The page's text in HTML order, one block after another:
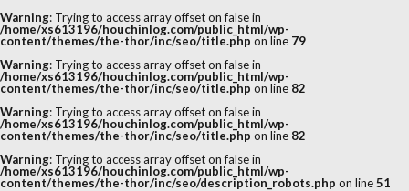
Warning: Trying to access array offset on false in
/home/xs613196/houchinlog.com/public_html/wp-
content/themes/the-thor/inc/seo/title.php on line 79
Warning: Trying to access array offset on false in
/home/xs613196/houchinlog.com/public_html/wp-
content/themes/the-thor/inc/seo/title.php on line 82
Warning: Trying to access array offset on false in
/home/xs613196/houchinlog.com/public_html/wp-
content/themes/the-thor/inc/seo/title.php on line 82
Warning: Trying to access array offset on false in
/home/xs613196/houchinlog.com/public_html/wp-
content/themes/the-thor/inc/seo/description_robots.php on line51